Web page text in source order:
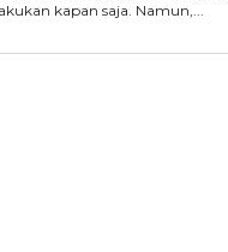
kapan saja. Namun,...